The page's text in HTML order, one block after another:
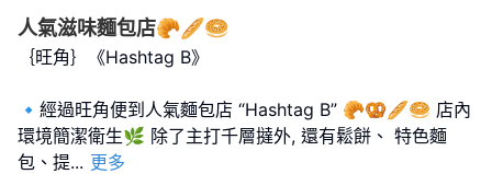
人氣滋味麵包店🥐🥖🥯
｛旺角｝《Hashtag B》
🔹️經過旺角便到人氣麵包店 “Hashtag B” 🥐🥨🥖🥯 店內
環境簡潔衛生🌿 除了主打千層撻外, 還有鬆餅、 特色麵
包、提... 更多